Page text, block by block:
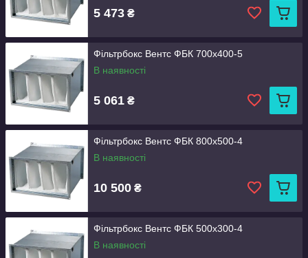
5 473 ₴
Фільтрбокс Вентс ФБК 700x400-5
В наявності
5 061 ₴
Фільтрбокс Вентс ФБК 800x500-4
В наявності
10 500 ₴
Фільтрбокс Вентс ФБК 500x300-4
В наявності